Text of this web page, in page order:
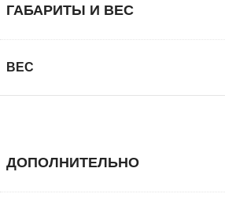
ГАБАРИТЫ И ВЕС
ВЕС
ДОПОЛНИТЕЛЬНО